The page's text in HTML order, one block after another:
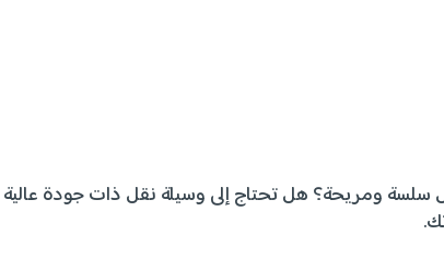
ومريحة؟ هل تحتاج إلى وسيلة نقل ذات جودة عالية